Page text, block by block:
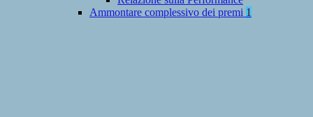
Ammontare complessivo dei premi 1